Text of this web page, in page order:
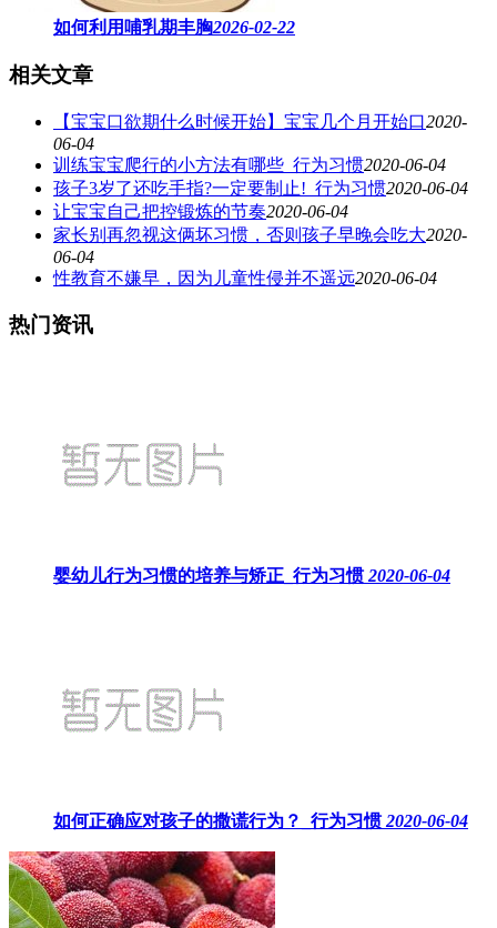
如何利用哺乳期丰胸2026-02-22
相关文章
【宝宝口欲期什么时候开始】宝宝几个月开始口2020-
06-04
训练宝宝爬行的小方法有哪些_行为习惯2020-06-04
孩子3岁了还吃手指?一定要制止!_行为习惯2020-06-04
让宝宝自己把控锻炼的节奏2020-06-04
家长别再忽视这俩坏习惯，否则孩子早晚会吃大2020-
06-04
性教育不嫌早，因为儿童性侵并不遥远2020-06-04
热门资讯
婴幼儿行为习惯的培养与矫正_行为习惯 2020-06-04
如何正确应对孩子的撒谎行为？_行为习惯 2020-06-04